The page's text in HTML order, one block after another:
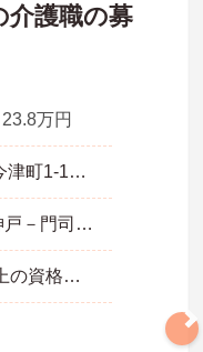
護職の募
万円
山口県 岩国市 今津町1-11-23
ＪＲ山陽本線(神戸－門司)「岩国駅」徒歩10分
■初任者研修以上の資格をお持ちの方 ■経験1年以上 ■普通自動車免許必須（ＡＴ限定可）